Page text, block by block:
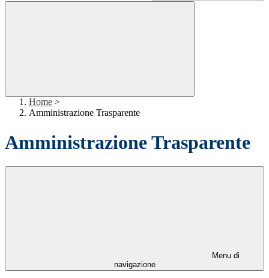
Home >
Amministrazione Trasparente
Amministrazione Trasparente
Menu di
navigazione